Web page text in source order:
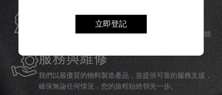
立即登記
Samsonite承諾提供全球保修服務，確保您的旅行裝備能
夠長久伴隨您身邊。
我們以最優質的物料製造產品，並提供可靠的服務支援，
確保無論任何情況，您的旅程始終領先一步。